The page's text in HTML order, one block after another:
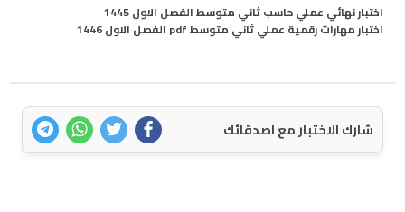
اختبار نهائي عملي حاسب ثاني متوسط الفصل الاول 1445
اختبار مهارات رقمية عملي ثاني متوسط pdf الفصل الاول 1446
شارك الاختبار مع اصدقائك